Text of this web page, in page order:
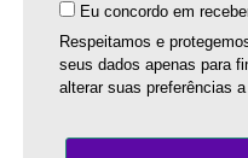
Eu concordo em
Respeitamos e
seus dados apenas para
alterar suas preferências